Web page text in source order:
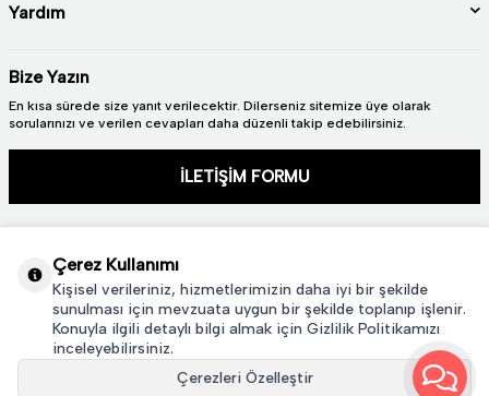
Yardım
Bize Yazın
En kısa sürede size yanıt verilecektir. Dilerseniz sitemize üye olarak
sorularınızı ve verilen cevapları daha düzenli takip edebilirsiniz.
İLETİŞİM FORMU
2024 © TÜM HAKLARI SAKLIDIR. GÜRAL PORSELEN
Çerez Kullanımı
Kişisel verileriniz, hizmetlerimizin daha iyi bir şekilde
sunulması için mevzuata uygun bir şekilde toplanıp işlenir.
Konuyla ilgili detaylı bilgi almak için Gizlilik Politikamızı
inceleyebilirsiniz.
Çerezleri Özelleştir